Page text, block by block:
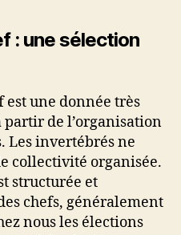
: une sélection
une donnée très
de l’organisation
Les invertébrés ne
collectivité organisée.
structurée et
chefs, généralement
nous les élections